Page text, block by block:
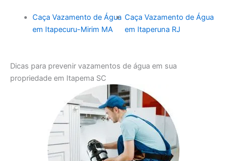
Caça Vazamento de Água
em Itapecuru-Mirim MA
Caça Vazamento de Água
em Itaperuna RJ
Dicas para prevenir vazamentos de água em sua
propriedade em Itapema SC